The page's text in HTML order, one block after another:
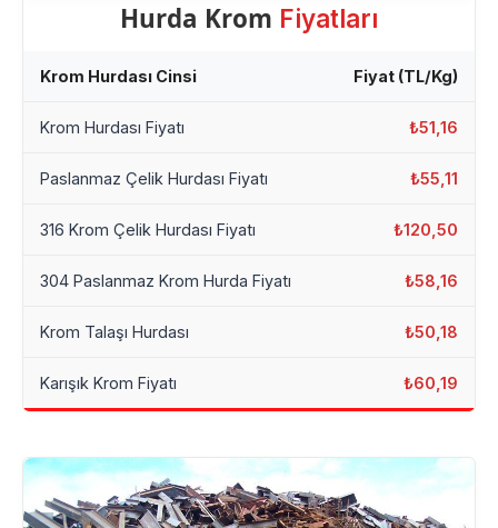
Hurda Krom Fiyatları
Krom Hurdası Cinsi Fiyat (TL/Kg)
Krom Hurdası Fiyatı ₺51,16
Paslanmaz Çelik Hurdası Fiyatı ₺55,11
316 Krom Çelik Hurdası Fiyatı ₺120,50
304 Paslanmaz Krom Hurda Fiyatı ₺58,16
Krom Talaşı Hurdası ₺50,18
Karışık Krom Fiyatı ₺60,19